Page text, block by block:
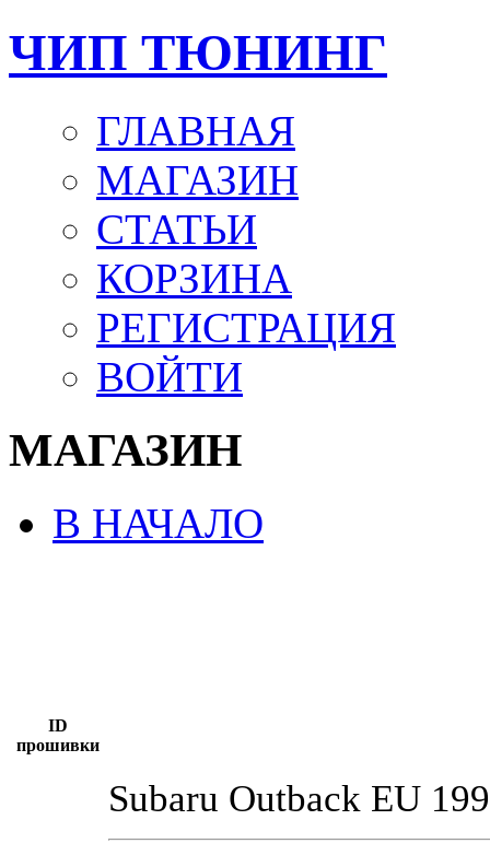
ЧИП ТЮНИНГ
ГЛАВНАЯ
МАГАЗИН
СТАТЬИ
КОРЗИНА
РЕГИСТРАЦИЯ
ВОЙТИ
МАГАЗИН
В НАЧАЛО
ID
прошивки
Subaru Outback EU